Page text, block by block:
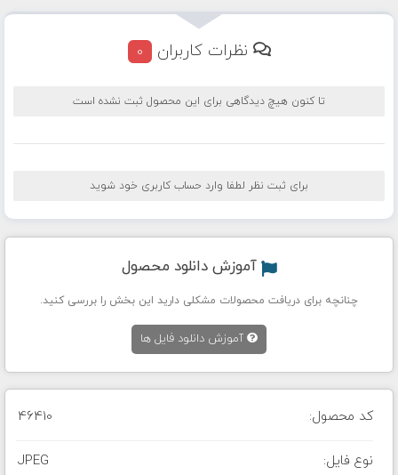
نظرات کاربران 0
تا کنون هیچ دیدگاهی برای این محصول ثبت نشده است
برای ثبت نظر لطفا وارد حساب کاربری خود شوید
آموزش دانلود محصول
چنانچه برای دریافت محصولات مشکلی دارید این بخش را بررسی کنید.
آموزش دانلود فایل ها
کد محصول: 46410
نوع فایل: JPEG